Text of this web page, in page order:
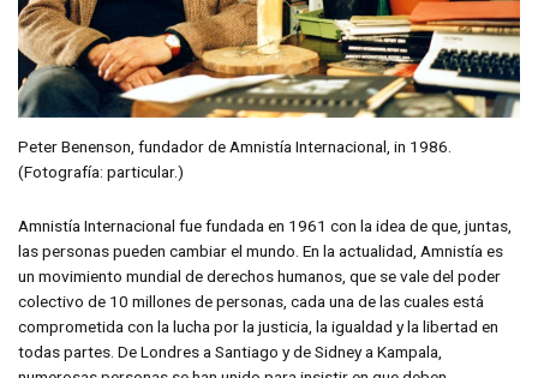
Peter Benenson, fundador de Amnistía Internacional, in 1986.
(Fotografía: particular.)
Amnistía Internacional fue fundada en 1961 con la idea de que, juntas,
las personas pueden cambiar el mundo. En la actualidad, Amnistía es
un movimiento mundial de derechos humanos, que se vale del poder
colectivo de 10 millones de personas, cada una de las cuales está
comprometida con la lucha por la justicia, la igualdad y la libertad en
todas partes. De Londres a Santiago y de Sidney a Kampala,